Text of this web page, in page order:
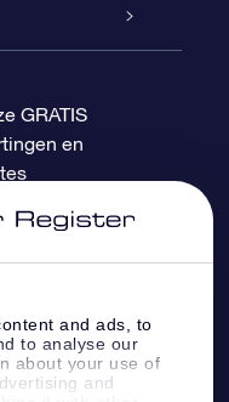
and ads, to
to analyse our
about your use of
and
GRATIS
en